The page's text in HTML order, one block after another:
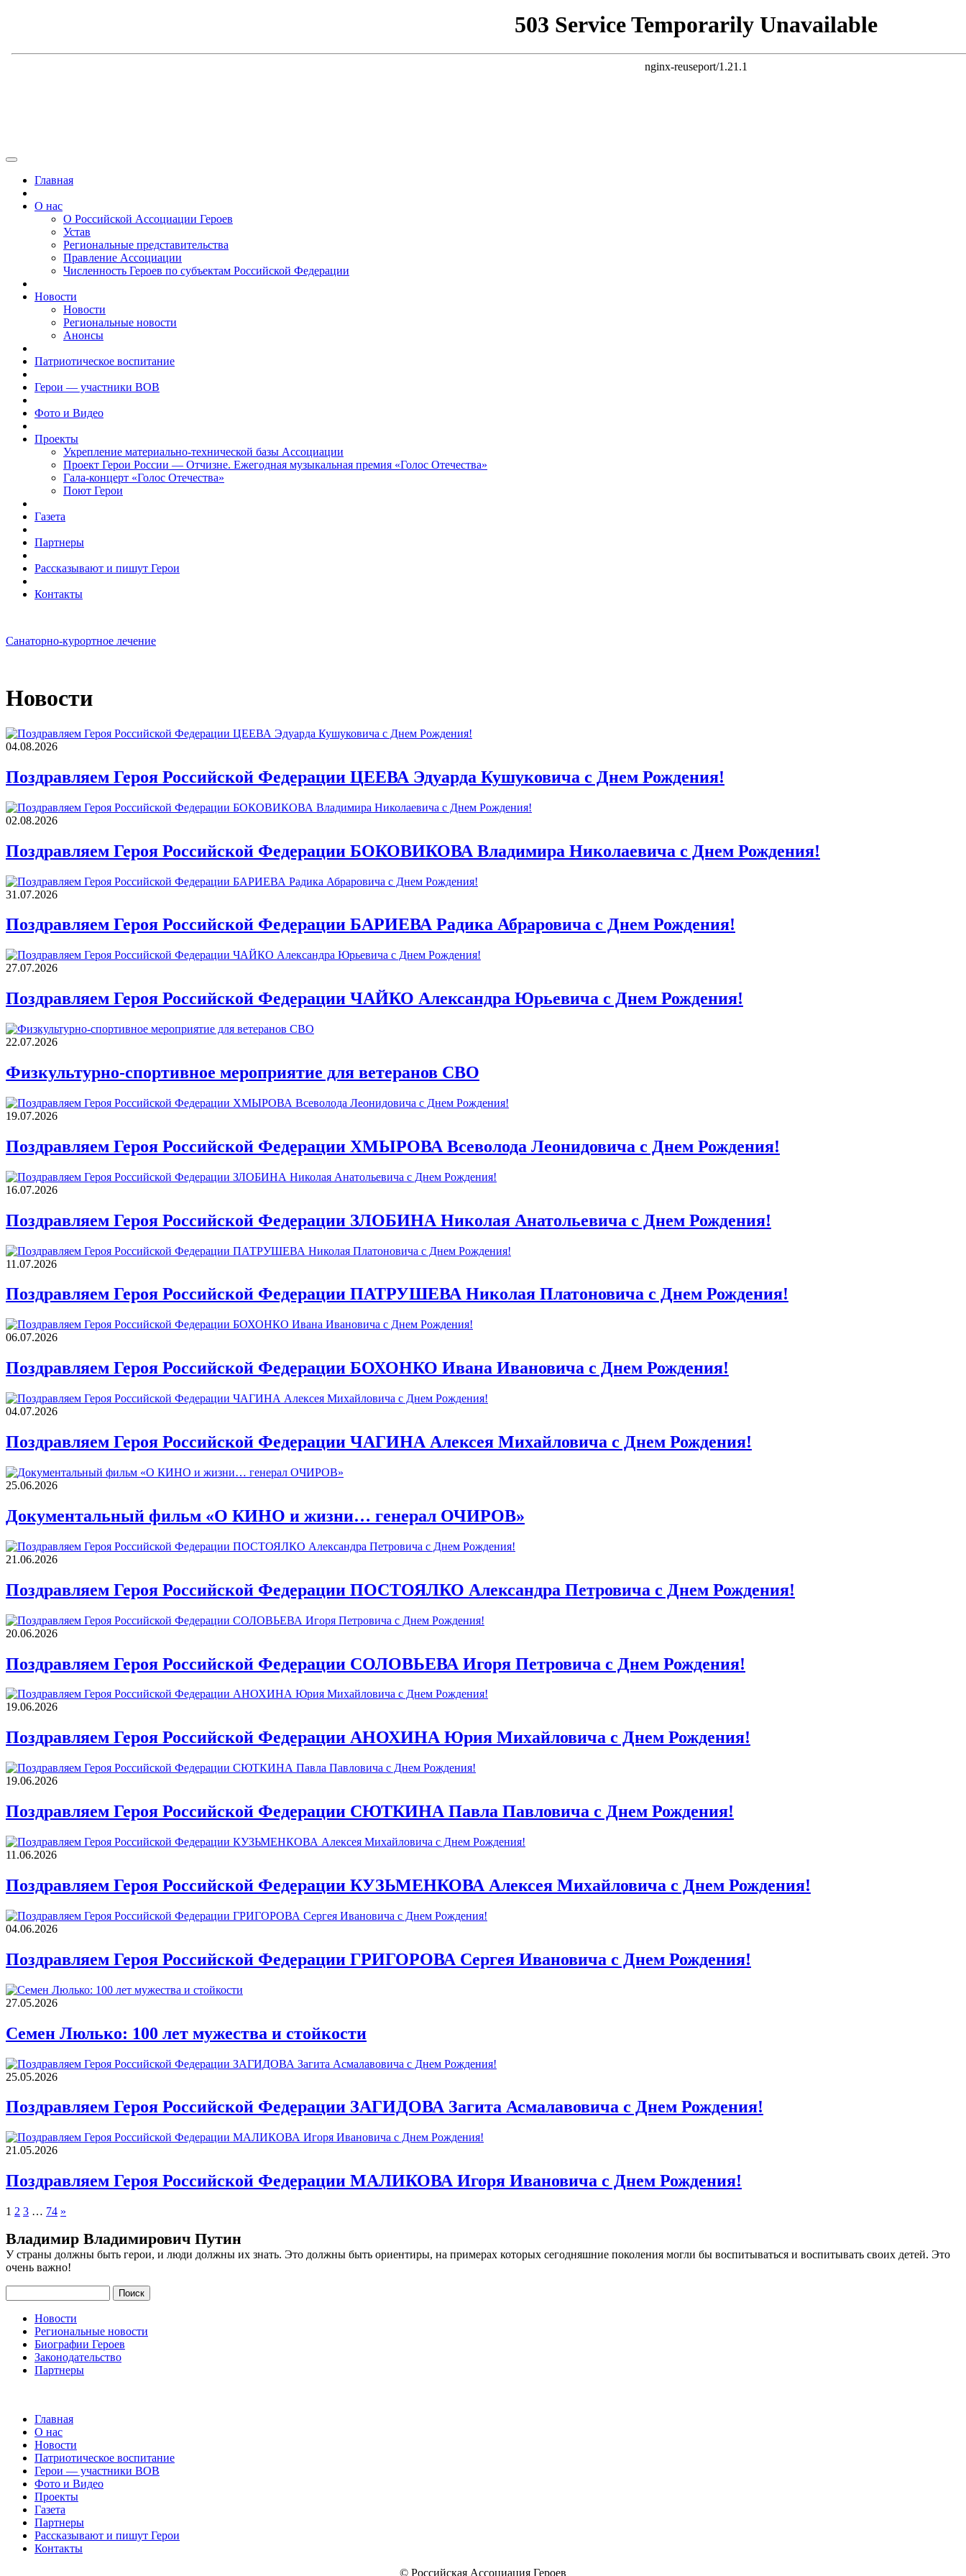
Главная
О нас
О Российской Ассоциации Героев
Устав
Региональные представительства
Правление Ассоциации
Численность Героев по субъектам Российской Федерации
Новости
Новости
Региональные новости
Анонсы
Патриотическое воспитание
Герои — участники ВОВ
Фото и Видео
Проекты
Укрепление материально-технической базы Ассоциации
Проект Герои России — Отчизне. Ежегодная музыкальная премия «Голос Отечества»
Гала-концерт «Голос Отечества»
Поют Герои
Газета
Партнеры
Рассказывают и пишут Герои
Контакты
Санаторно-курортное лечение
Новости
04.08.2026
Поздравляем Героя Российской Федерации ЦЕЕВА Эдуарда Кушуковича с Днем Рождения!
02.08.2026
Поздравляем Героя Российской Федерации БОКОВИКОВА Владимира Николаевича с Днем Рождения!
31.07.2026
Поздравляем Героя Российской Федерации БАРИЕВА Радика Абраровича с Днем Рождения!
27.07.2026
Поздравляем Героя Российской Федерации ЧАЙКО Александра Юрьевича с Днем Рождения!
22.07.2026
Физкультурно-спортивное мероприятие для ветеранов СВО
19.07.2026
Поздравляем Героя Российской Федерации ХМЫРОВА Всеволода Леонидовича с Днем Рождения!
16.07.2026
Поздравляем Героя Российской Федерации ЗЛОБИНА Николая Анатольевича с Днем Рождения!
11.07.2026
Поздравляем Героя Российской Федерации ПАТРУШЕВА Николая Платоновича с Днем Рождения!
06.07.2026
Поздравляем Героя Российской Федерации БОХОНКО Ивана Ивановича с Днем Рождения!
04.07.2026
Поздравляем Героя Российской Федерации ЧАГИНА Алексея Михайловича с Днем Рождения!
25.06.2026
Документальный фильм «О КИНО и жизни… генерал ОЧИРОВ»
21.06.2026
Поздравляем Героя Российской Федерации ПОСТОЯЛКО Александра Петровича с Днем Рождения!
20.06.2026
Поздравляем Героя Российской Федерации СОЛОВЬЕВА Игоря Петровича с Днем Рождения!
19.06.2026
Поздравляем Героя Российской Федерации АНОХИНА Юрия Михайловича с Днем Рождения!
19.06.2026
Поздравляем Героя Российской Федерации СЮТКИНА Павла Павловича с Днем Рождения!
11.06.2026
Поздравляем Героя Российской Федерации КУЗЬМЕНКОВА Алексея Михайловича с Днем Рождения!
04.06.2026
Поздравляем Героя Российской Федерации ГРИГОРОВА Сергея Ивановича с Днем Рождения!
27.05.2026
Семен Люлько: 100 лет мужества и стойкости
25.05.2026
Поздравляем Героя Российской Федерации ЗАГИДОВА Загита Асмалавовича с Днем Рождения!
21.05.2026
Поздравляем Героя Российской Федерации МАЛИКОВА Игоря Ивановича с Днем Рождения!
Пагинация
записей
1 2 3 … 74 »
Владимир Владимирович Путин
У страны должны быть герои, и люди должны их знать. Это должны быть ориентиры, на примерах которых сегодняшние поколения могли бы воспитываться и воспитывать своих детей. Это
очень важно!
Поиск
Новости
Региональные новости
Биографии Героев
Законодательство
Партнеры
Главная
О нас
Новости
Патриотическое воспитание
Герои — участники ВОВ
Фото и Видео
Проекты
Газета
Партнеры
Рассказывают и пишут Герои
Контакты
© Российская Ассоциация Героев